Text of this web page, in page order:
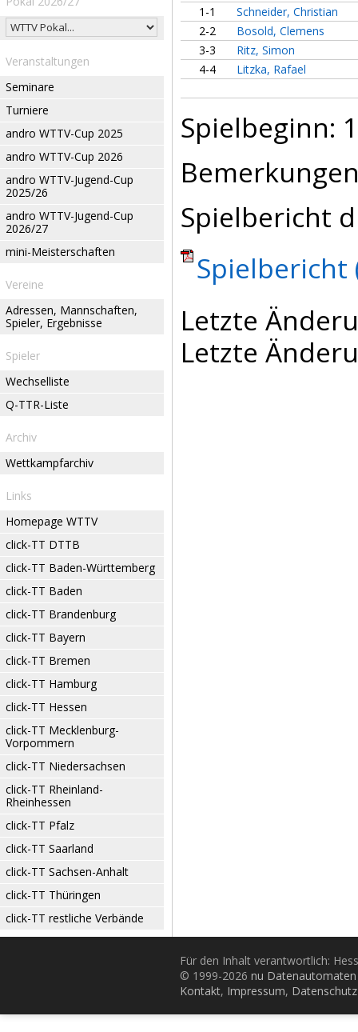
Veranstaltungen
Seminare
Turniere
andro WTTV-Cup 2025
andro WTTV-Cup 2026
andro WTTV-Jugend-Cup
2025/26
andro WTTV-Jugend-Cup
2026/27
mini-Meisterschaften
Vereine
Adressen, Mannschaften,
Spieler, Ergebnisse
Spieler
Wechselliste
Q-TTR-Liste
Archiv
Wettkampfarchiv
Links
Homepage WTTV
click-TT DTTB
click-TT Baden-Württemberg
click-TT Baden
click-TT Brandenburg
click-TT Bayern
click-TT Bremen
click-TT Hamburg
click-TT Hessen
click-TT Mecklenburg-
Vorpommern
click-TT Niedersachsen
click-TT Rheinland-
Rheinhessen
click-TT Pfalz
click-TT Saarland
click-TT Sachsen-Anhalt
click-TT Thüringen
click-TT restliche Verbände
1-1
Schneider, Christian
2-2
Bosold, Clemens
3-3
Ritz, Simon
4-4
Litzka, Rafael
Spielbeginn:
Spielbericht
Spielbericht
Letzte
Letzte
Für den Inhalt verantwortlich:
© 1999-2026 nu
Kontakt, Impressum, Datenschutz